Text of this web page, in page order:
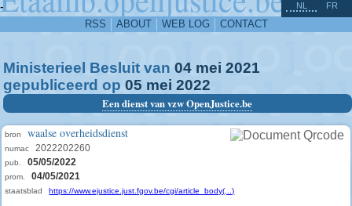
-
RSS ABOUT WEB LOG CONTACT
NL FR
Ministerieel Besluit van 04 mei 2021
gepubliceerd op 05 mei 2022
Een dienst van vzw OpenJustice.be
bron waalse overheidsdienst
numac 2022202260
pub. 05/05/2022
prom. 04/05/2021
staatsblad https://www.ejustice.just.fgov.be/cgi/article_body(...)
^